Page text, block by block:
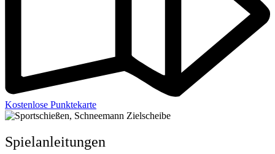
Kostenlose Punktekarte
Spielanleitungen